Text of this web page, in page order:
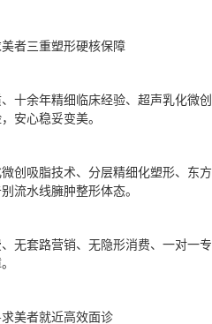
者三重塑形硬核保障
十余年精细临床经验、超声乳化微
安心稳妥变美。
创吸脂技术、分层精细化塑形、东
流水线臃肿整形体态。
无套路营销、无隐形消费、一对一
美者就近高效面诊